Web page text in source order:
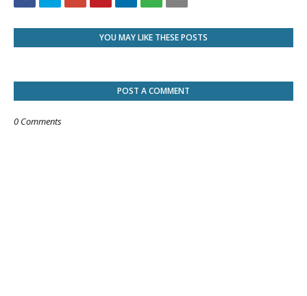
YOU MAY LIKE THESE POSTS
POST A COMMENT
0 Comments